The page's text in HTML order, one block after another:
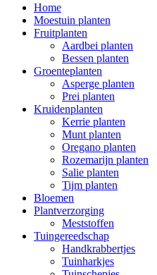
Home
Moestuin planten
Fruitplanten
Aardbei planten
Bessen planten
Groenteplanten
Asperge planten
Prei planten
Kruidenplanten
Kerrie planten
Munt planten
Oregano planten
Rozemarijn planten
Salie planten
Tijm planten
Bloemen
Plantverzorging
Meststoffen
Tuingereedschap
Handkrabbertjes
Tuinharkjes